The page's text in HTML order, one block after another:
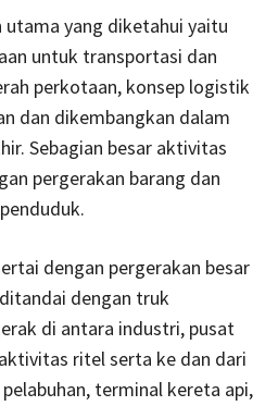
yang diketahui yaitu
untuk transportasi dan
perkotaan, konsep logistik
dan dikembangkan dalam
Sebagian besar aktivitas
pergerakan barang dan
dengan pergerakan besar
dengan truk
di antara industri, pusat
ritel serta ke dan dari
terminal kereta api,